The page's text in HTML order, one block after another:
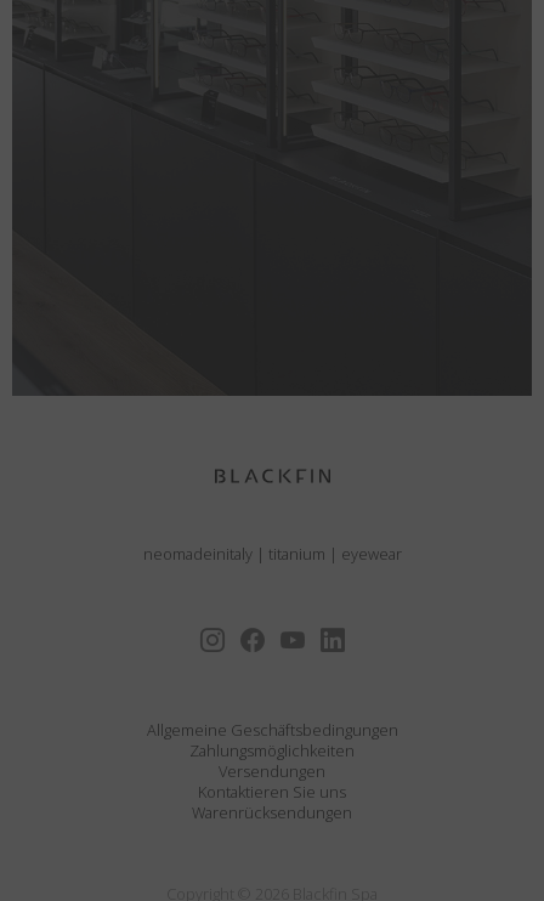
neomadeinitaly | titanium | eyewear
Allgemeine Geschäftsbedingungen
Zahlungsmöglichkeiten
Versendungen
Kontaktieren Sie uns
Warenrücksendungen